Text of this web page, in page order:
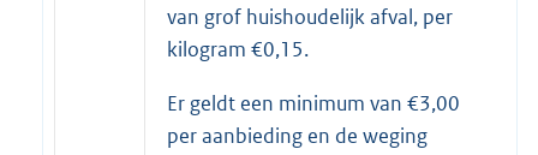
van grof huishoudelijk afval, per
kilogram €0,15.
Er geldt een minimum van €3,00
per aanbieding en de weging